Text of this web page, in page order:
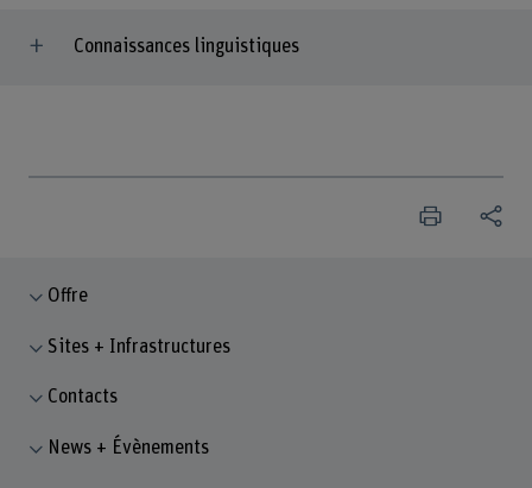
Connaissances linguistiques
Offre
Sites + Infrastructures
Contacts
News + Évènements